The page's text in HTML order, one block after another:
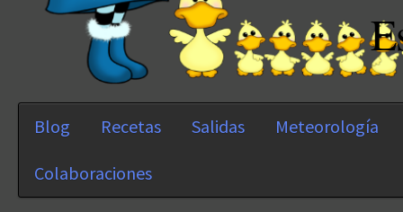
Blog Recetas Salidas Meteorología
Colaboraciones